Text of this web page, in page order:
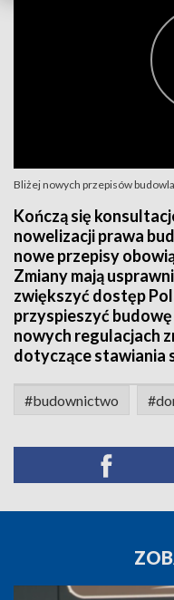
Bliżej nowych przepisów
Kończą się
nowelizacji prawa
nowe przepisy
Zmiany mają
zwiększyć dostęp
przyspieszyć
nowych regulacjach
dotyczące stawiania
#budownictwo